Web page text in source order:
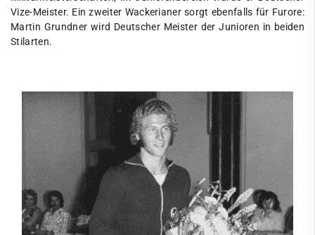
Vize-Meister. Ein zweiter Wackerianer sorgt ebenfalls für Furore:
Martin Grundner wird Deutscher Meister der Junioren in beiden
Stilarten.
Über uns
Abteilungs-Chronik
1951 bis 1960
1961 bis 1970
1971 bis 1980